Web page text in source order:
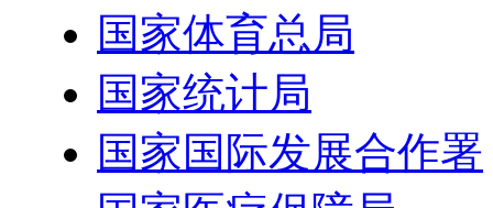
国家体育总局
国家统计局
国家国际发展合作署